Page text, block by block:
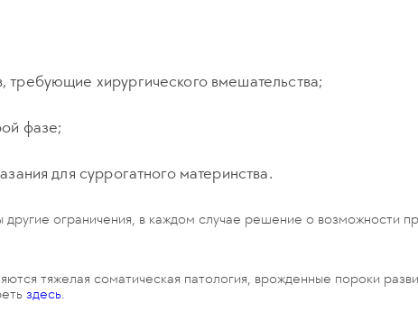
требующие хирургического вмешательства;
фазе;
для суррогатного материнства.
другие ограничения, в каждом случае решение о возможности
тяжелая соматическая патология, врожденные пороки
здесь.